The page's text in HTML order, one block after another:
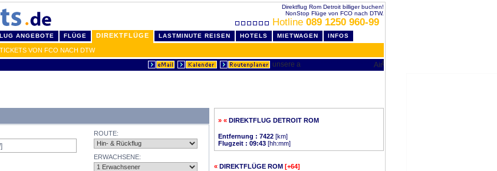
Direktflug Rom Detroit billiger buchen!
NonStop Flüge von FCO nach DTW.
Hotline 089 1250 960-99
ANGEBOTE FLÜGE DIREKTFLÜGE LASTMINUTE REISEN HOTELS MIETWAGEN INFOS
VON FCO NACH DTW
ROUTE:
ERWACHSENE:
» « DIREKTFLUG DETROIT ROM
Entfernung : 7422 [km]
Flugzeit : 09:43 [hh:mm]
« DIREKTFLÜGE ROM [+64]